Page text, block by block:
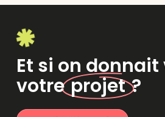
Et si on donnait
votreprojet?